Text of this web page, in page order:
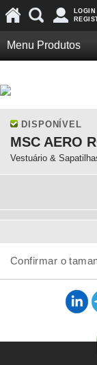
LOGIN
Menu Produtos
DISPONÍVEL
MSC AERO
Vestuário &
Confirmar o